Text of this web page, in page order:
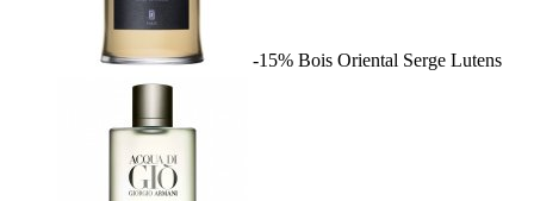
-15% Bois Oriental Serge Lutens